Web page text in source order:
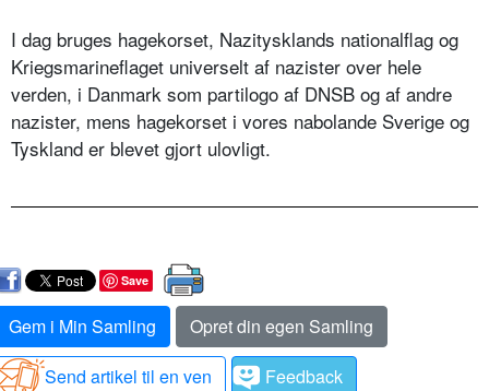
I dag bruges hagekorset, Nazitysklands nationalflag og
Kriegsmarineflaget universelt af nazister over hele
verden, i Danmark som partilogo af DNSB og af andre
nazister, mens hagekorset i vores nabolande Sverige og
Tyskland er blevet gjort ulovligt.
Save
Gem i Min Samling
Opret din egen Samling
Send artikel til en ven
Feedback